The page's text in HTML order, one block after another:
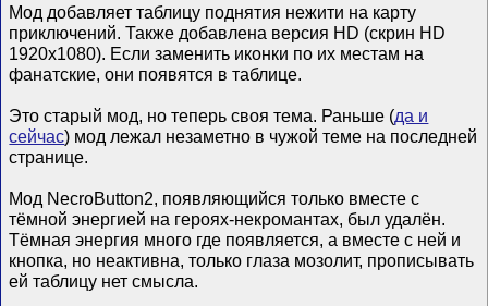
Мод добавляет таблицу поднятия нежити на карту
приключений. Также добавлена версия HD (скрин HD
1920x1080). Если заменить иконки по их местам на
фанатские, они появятся в таблице.
Это старый мод, но теперь своя тема. Раньше (да и
сейчас) мод лежал незаметно в чужой теме на последней
странице.
Мод NecroButton2, появляющийся только вместе с
тёмной энергией на героях-некромантах, был удалён.
Тёмная энергия много где появляется, а вместе с ней и
кнопка, но неактивна, только глаза мозолит, прописывать
ей таблицу нет смысла.